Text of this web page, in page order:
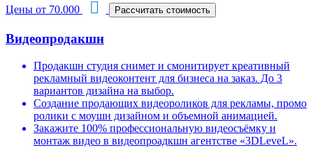
Цены от 70.000
Видеопродакшн
Продакшн студия снимет и смонитирует креативный
рекламный видеоконтент для бизнеса на заказ. До 3
вариантов дизайна на выбор.
Создание продающих видеороликов для рекламы, промо
ролики с моушн дизайном и объемной анимацией.
Закажите 100% профессиональную видеосъёмку и
монтаж видео в видеопроадкшн агентстве «3DLeveL».